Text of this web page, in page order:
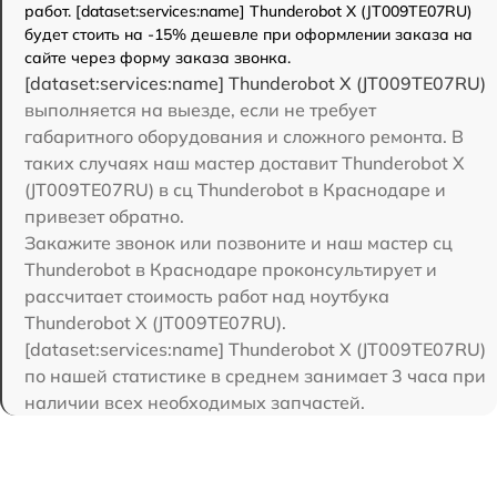
работ. [dataset:services:name] Thunderobot X (JT009TE07RU)
будет стоить на -15% дешевле при оформлении заказа на
сайте через форму заказа звонка.
[dataset:services:name] Thunderobot X (JT009TE07RU)
выполняется на выезде, если не требует
габаритного оборудования и сложного ремонта. В
таких случаях наш мастер доставит Thunderobot X
(JT009TE07RU) в сц Thunderobot в Краснодаре и
привезет обратно.
Закажите звонок или позвоните и наш мастер сц
Thunderobot в Краснодаре проконсультирует и
рассчитает стоимость работ над ноутбука
Thunderobot X (JT009TE07RU).
[dataset:services:name] Thunderobot X (JT009TE07RU)
по нашей статистике в среднем занимает 3 часа при
наличии всех необходимых запчастей.